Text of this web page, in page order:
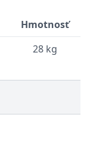
Hmotnosť
28 kg